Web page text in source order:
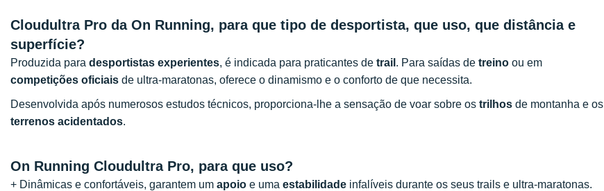
Cloudultra Pro da On Running, para que tipo de desportista, que uso, que distância e
superfície?
Produzida para desportistas experientes, é indicada para praticantes de trail . Para saídas de treino ou em
competições oficiais de ultra-maratonas, oferece o dinamismo e o conforto de que necessita.
Desenvolvida após numerosos estudos técnicos, proporciona-lhe a sensação de voar sobre os trilhos de montanha e os
terrenos acidentados.
On Running Cloudultra Pro, para que uso?
+ Dinâmicas e confortáveis, garantem um apoio e uma estabilidade infalíveis durante os seus trails e ultra-maratonas.